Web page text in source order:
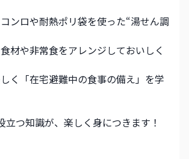
ンロや耐熱ポリ袋を使った“湯せん調
材や非常食をアレンジしておいしく
く「在宅避難中の食事の備え」を学
立つ知識が、楽しく身につきます！